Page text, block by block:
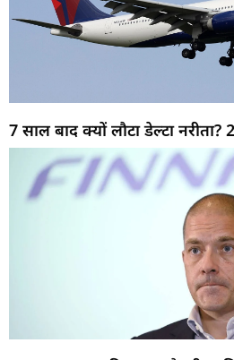
7 साल बाद क्यों लौटा डेल्टा